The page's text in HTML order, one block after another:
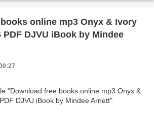
online mp3 Onyx & Ivory
PDF DJVU iBook by Mindee